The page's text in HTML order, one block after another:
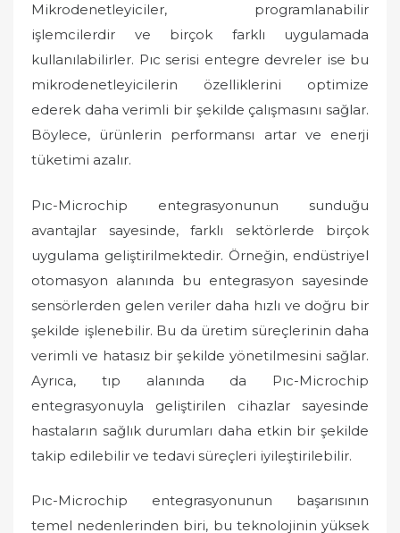
Mikrodenetleyiciler, programlanabilir
işlemcilerdir ve birçok farklı uygulamada
kullanılabilirler. Pıc serisi entegre devreler ise bu
mikrodenetleyicilerin özelliklerini optimize
ederek daha verimli bir şekilde çalışmasını sağlar.
Böylece, ürünlerin performansı artar ve enerji
tüketimi azalır.
Pıc-Microchip entegrasyonunun sunduğu
avantajlar sayesinde, farklı sektörlerde birçok
uygulama geliştirilmektedir. Örneğin, endüstriyel
otomasyon alanında bu entegrasyon sayesinde
sensörlerden gelen veriler daha hızlı ve doğru bir
şekilde işlenebilir. Bu da üretim süreçlerinin daha
verimli ve hatasız bir şekilde yönetilmesini sağlar.
Ayrıca, tıp alanında da Pıc-Microchip
entegrasyonuyla geliştirilen cihazlar sayesinde
hastaların sağlık durumları daha etkin bir şekilde
takip edilebilir ve tedavi süreçleri iyileştirilebilir.
Pıc-Microchip entegrasyonunun başarısının
temel nedenlerinden biri, bu teknolojinin yüksek